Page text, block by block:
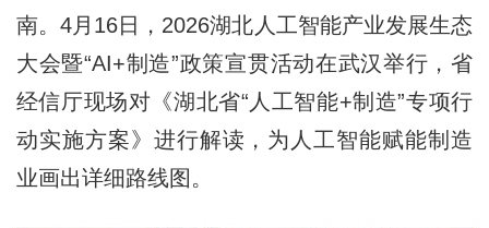
南。4月16日，2026湖北人工智能产业发展生态
大会暨“AI+制造”政策宣贯活动在武汉举行，省
经信厅现场对《湖北省“人工智能+制造”专项行
动实施方案》进行解读，为人工智能赋能制造
业画出详细路线图。